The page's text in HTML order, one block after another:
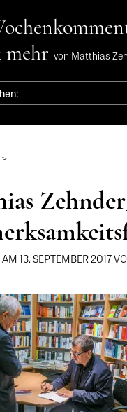
mehr von Matthias
13. SEPTEMBER 2017